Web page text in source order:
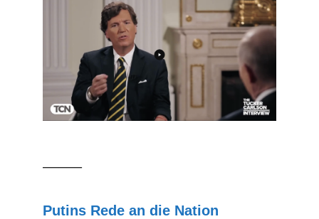
–––––
Putins Rede an die Nation